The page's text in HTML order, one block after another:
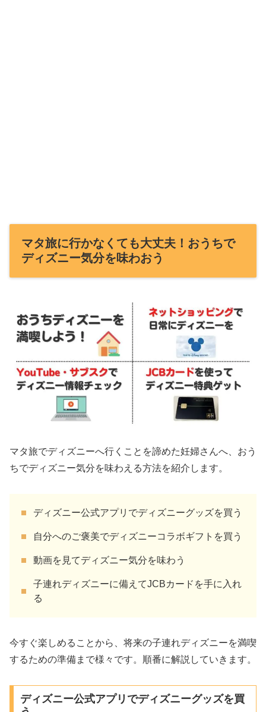
マタ旅に行かなくても大丈夫！おうちで
ディズニー気分を味わおう
マタ旅でディズニーへ行くことを諦めた妊婦さんへ、おう
ちでディズニー気分を味わえる方法を紹介します。
ディズニー公式アプリでディズニーグッズを買う
自分へのご褒美でディズニーコラボギフトを買う
動画を見てディズニー気分を味わう
子連れディズニーに備えてJCBカードを手に入れ
る
今すぐ楽しめることから、将来の子連れディズニーを満喫
するための準備まで様々です。順番に解説していきます。
ディズニー公式アプリでディズニーグッズを買